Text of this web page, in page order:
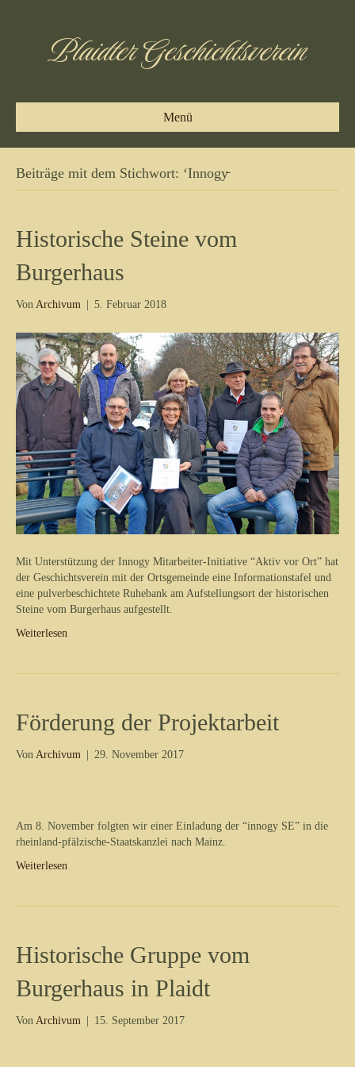
Plaidter Geschichtsverein
Menü
Beiträge mit dem Stichwort: ‘Innogy̵
Historische Steine vom
Burgerhaus
Von Archivum 5. Februar 2018
Mit Unterstützung der Innogy Mitarbeiter-Initiative “Aktiv vor Ort” hat
der Geschichtsverein mit der Ortsgemeinde eine Informationstafel und
eine pulverbeschichtete Ruhebank am Aufstellungsort der historischen
Steine vom Burgerhaus aufgestellt.
Weiterlesen
Förderung der Projektarbeit
Von Archivum | 29. November 2017
Am 8. November folgten wir einer Einladung der “innogy SE” in die
rheinland-pfälzische-Staatskanzlei nach Mainz.
Weiterlesen
Historische Gruppe vom
Burgerhaus in Plaidt
Von Archivum | 15. September 2017